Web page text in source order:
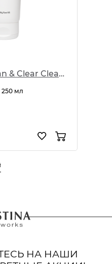
Comodex Clean & Clear Cleanser
мл
НА НАШИ